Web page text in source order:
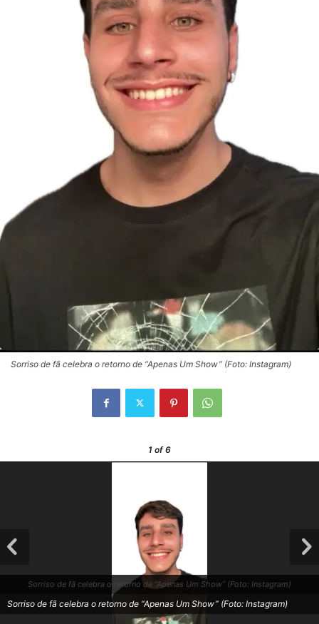
Sorriso de fã celebra o retorno de “Apenas Um Show” (Foto: Instagram)
1 of 6
Sorriso de fã celebra o retorno de “Apenas Um Show” (Foto: Instagram)
Sorriso de fã celebra o retorno de “Apenas Um Show” (Foto: Instagram)